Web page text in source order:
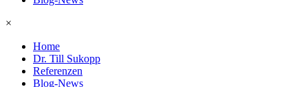
×
Home
Dr. Till Sukopp
Referenzen
Blog-News